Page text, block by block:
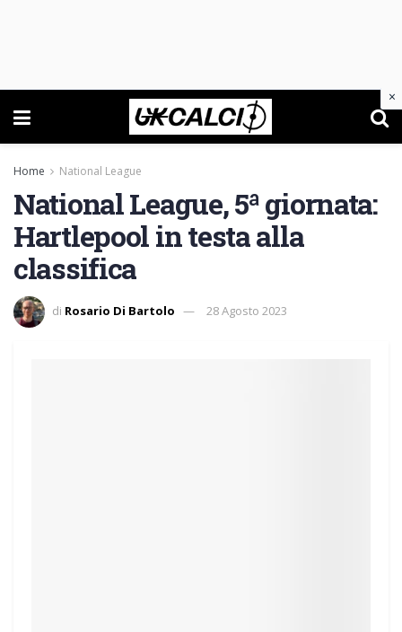
Home National League
National League, 5ª giornata:
Hartlepool in testa alla
classifica
di Rosario Di Bartolo 28 Agosto 2023
×